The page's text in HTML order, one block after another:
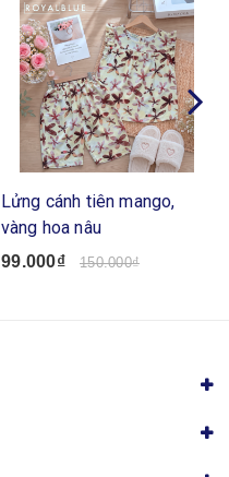
Lửng cánh tiên mango,
vàng hoa nâu
99.000₫ 150.000₫